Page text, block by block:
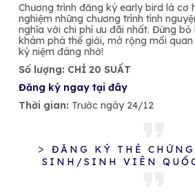
Chương trình đăng ký early bird là cơ
nghiệm những chương trình tình
nghĩa với chi phí ưu đãi nhất. Đừng
khám phá thế giới, mở rộng mối
kỷ niệm đáng nhớ!
Số lượng: CHỈ 20 SUẤT
Đăng ký ngay tại đây
Thời gian: Trước ngày 24/12
>
ĐĂNG KÝ THẺ
SINH/SINH VIÊN